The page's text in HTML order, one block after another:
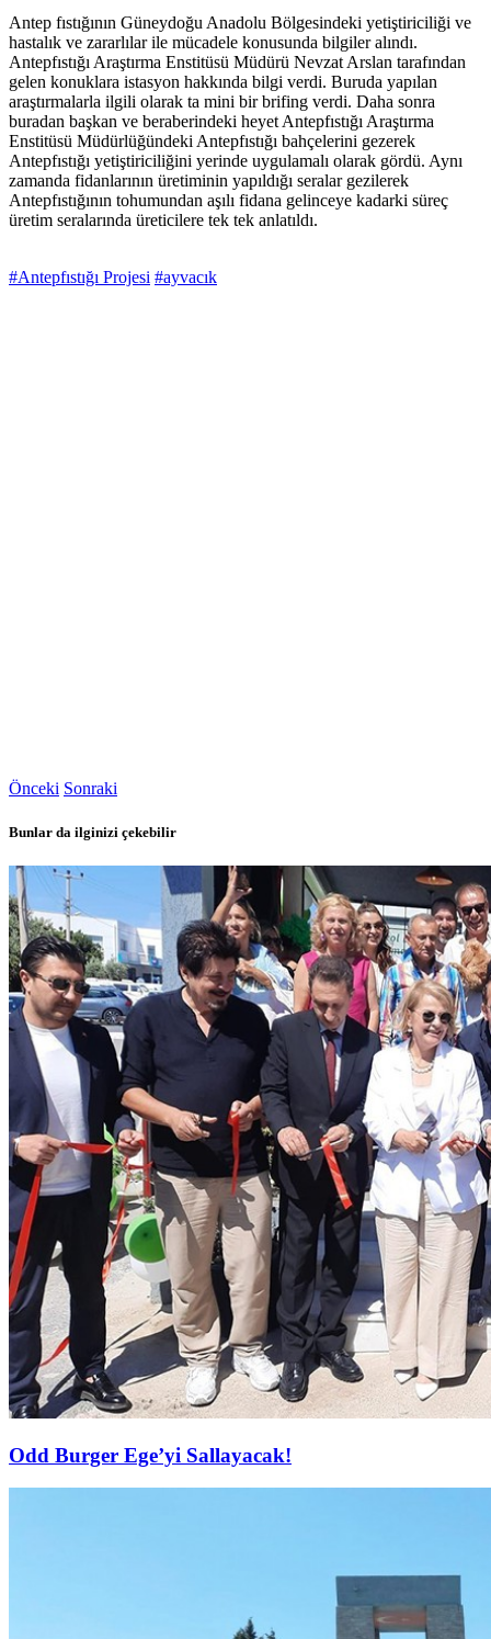
Antep fıstığının Güneydoğu Anadolu Bölgesindeki yetiştiriciliği ve
hastalık ve zararlılar ile mücadele konusunda bilgiler alındı.
Antepfıstığı Araştırma Enstitüsü Müdürü Nevzat Arslan tarafından
gelen konuklara istasyon hakkında bilgi verdi. Buruda yapılan
araştırmalarla ilgili olarak ta mini bir brifing verdi. Daha sonra
buradan başkan ve beraberindeki heyet Antepfıstığı Araştırma
Enstitüsü Müdürlüğündeki Antepfıstığı bahçelerini gezerek
Antepfıstığı yetiştiriciliğini yerinde uygulamalı olarak gördü. Aynı
zamanda fidanlarının üretiminin yapıldığı seralar gezilerek
Antepfıstığının tohumundan aşılı fidana gelinceye kadarki süreç
üretim seralarında üreticilere tek tek anlatıldı.
#Antepfıstığı Projesi #ayvacık
Önceki Sonraki
Bunlar da ilginizi çekebilir
Odd Burger Ege’yi Sallayacak!